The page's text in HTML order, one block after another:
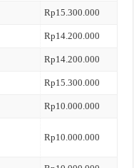
Rp15.300.000
Rp14.200.000
Rp14.200.000
Rp15.300.000
Rp10.000.000
Rp10.000.000